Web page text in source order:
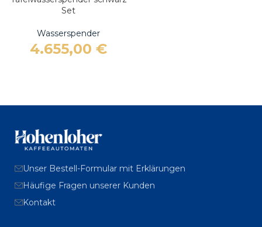
Set
Wasserspender
4.655,00 €
Unser Bestell-Formular mit Erklärungen
Häufige Fragen unserer Kunden
Kontakt